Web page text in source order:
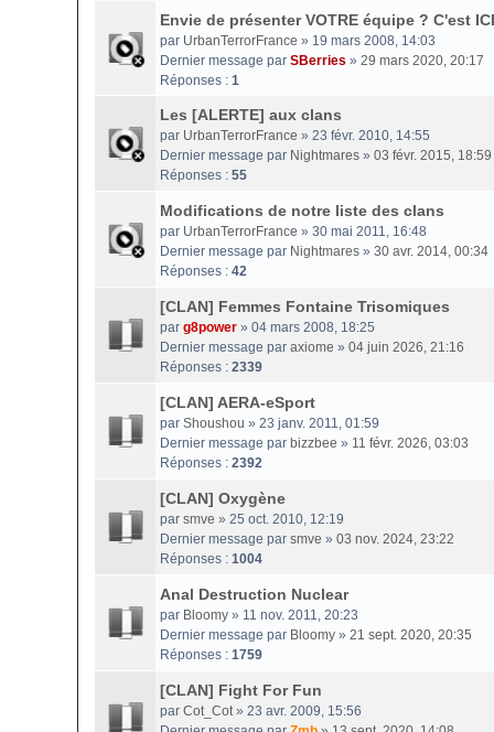
Envie de présenter VOTRE équipe ? C'est
par UrbanTerrorFrance » 19 mars 2008, 14:03
Dernier message par SBerries » 29 mars 2020, 20:17
Réponses : 1
Les [ALERTE] aux clans
par UrbanTerrorFrance » 23 févr. 2010, 14:55
Dernier message par Nightmares » 03 févr. 2015, 18:59
Réponses : 55
Modifications de notre liste des clans
par UrbanTerrorFrance » 30 mai 2011, 16:48
Dernier message par Nightmares » 30 avr. 2014, 00:34
Réponses : 42
[CLAN] Femmes Fontaine Trisomiques
par g8power » 04 mars 2008, 18:25
Dernier message par axiome » 04 juin 2026, 21:16
Réponses : 2339
[CLAN] AERA-eSport
par Shoushou » 23 janv. 2011, 01:59
Dernier message par bizzbee » 11 févr. 2026, 03:03
Réponses : 2392
[CLAN] Oxygène
par smve » 25 oct. 2010, 12:19
Dernier message par smve » 03 nov. 2024, 23:22
Réponses : 1004
Anal Destruction Nuclear
par Bloomy » 11 nov. 2011, 20:23
Dernier message par Bloomy » 21 sept. 2020, 20:35
Réponses : 1759
[CLAN] Fight For Fun
par Cot_Cot» 23 avr. 2009, 15:56